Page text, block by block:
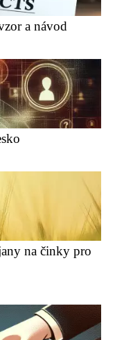
a návod
na činky pro